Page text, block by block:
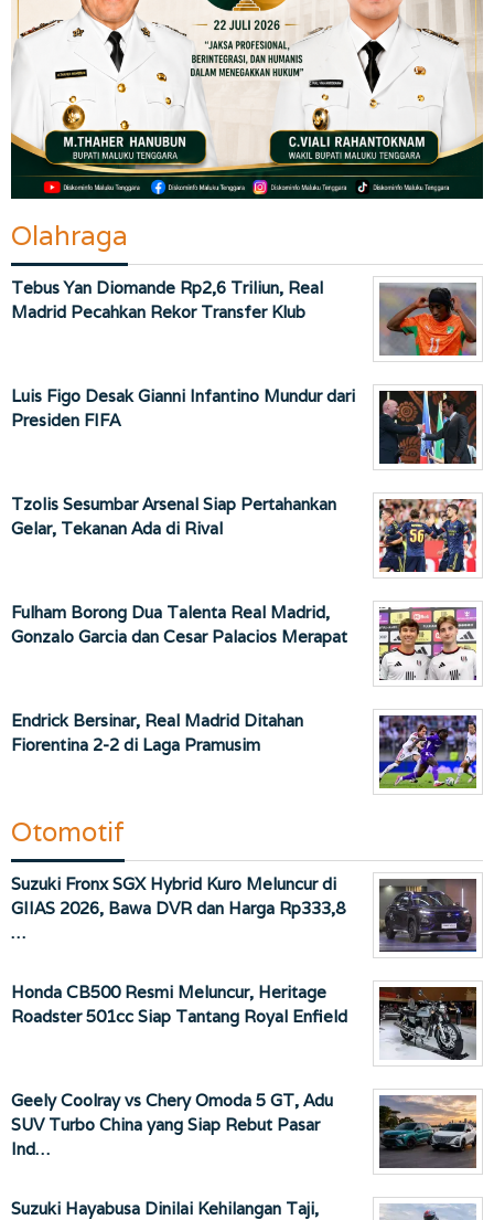
Olahraga
Tebus Yan Diomande Rp2,6 Triliun, Real
Madrid Pecahkan Rekor Transfer Klub
Luis Figo Desak Gianni Infantino Mundur dari
Presiden FIFA
Tzolis Sesumbar Arsenal Siap Pertahankan
Gelar, Tekanan Ada di Rival
Fulham Borong Dua Talenta Real Madrid,
Gonzalo Garcia dan Cesar Palacios Merapat
Endrick Bersinar, Real Madrid Ditahan
Fiorentina 2-2 di Laga Pramusim
Otomotif
Suzuki Fronx SGX Hybrid Kuro Meluncur di
GIIAS 2026, Bawa DVR dan Harga Rp333,8
…
Honda CB500 Resmi Meluncur, Heritage
Roadster 501cc Siap Tantang Royal Enfield
Geely Coolray vs Chery Omoda 5 GT, Adu
SUV Turbo China yang Siap Rebut Pasar
Ind…
Suzuki Hayabusa Dinilai Kehilangan Taji,